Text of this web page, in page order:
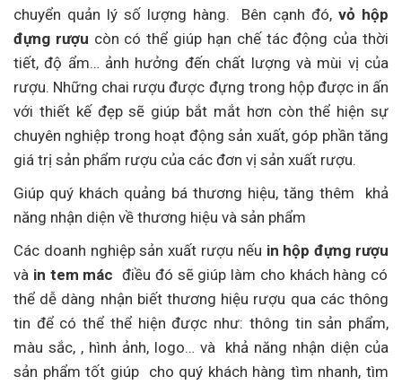
chuyển quản lý số lượng hàng. Bên cạnh đó,vỏ hộp
đựng rượu còn có thể giúp hạn chế tác động của thời
tiết, độ ẩm… ảnh hưởng đến chất lượng và mùi vị của
rượu. Những chai rượu được đựng trong hộp được in ấn
với thiết kế đẹp sẽ giúp bắt mắt hơn còn thể hiện sự
chuyên nghiệp trong hoạt động sản xuất, góp phần tăng
giá trị sản phẩm rượu của các đơn vị sản xuất rượu.
Giúp quý khách quảng bá thương hiệu, tăng thêm khả
năng nhận diện về thương hiệu và sản phẩm
Các doanh nghiệp sản xuất rượu nếu in hộp đựng rượu
và in tem mác điều đó sẽ giúp làm cho khách hàng có
thể dễ dàng nhận biết thương hiệu rượu qua các thông
tin để có thể thể hiện được như: thông tin sản phẩm,
màu sắc, , hình ảnh, logo… và khả năng nhận diện của
sản phẩm tốt giúp cho quý khách hàng tìm nhanh, tìm